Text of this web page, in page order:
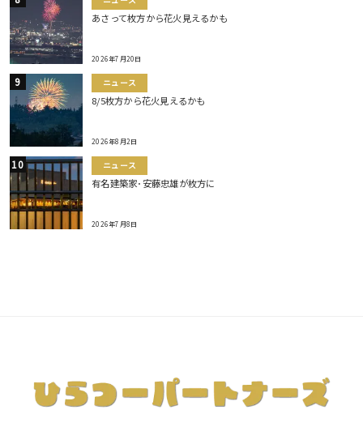
あさって枚方から花火見えるかも
2026年7月20日
ニュース
8/5枚方から花火見えるかも
2026年8月2日
ニュース
有名建築家･安藤忠雄が枚方に
2026年7月8日